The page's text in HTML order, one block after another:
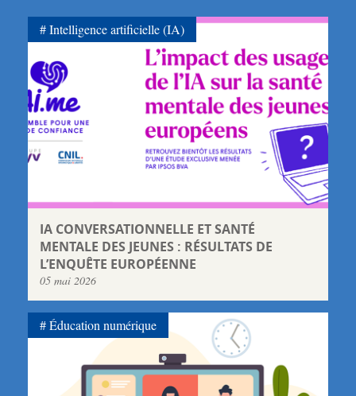
IA CONVERSATIONNELLE ET SANTÉ
MENTALE DES JEUNES : RÉSULTATS DE
L’ENQUÊTE EUROPÉENNE
05 mai 2026
Intelligence artificielle (IA)
Éducation numérique